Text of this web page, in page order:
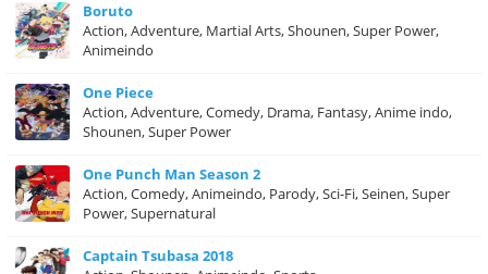
Boruto
Action, Adventure, Martial Arts, Shounen, Super Power,
Animeindo
One Piece
Action, Adventure, Comedy, Drama, Fantasy, Anime indo,
Shounen, Super Power
One Punch Man Season 2
Action, Comedy, Animeindo, Parody, Sci-Fi, Seinen, Super
Power, Supernatural
Captain Tsubasa 2018